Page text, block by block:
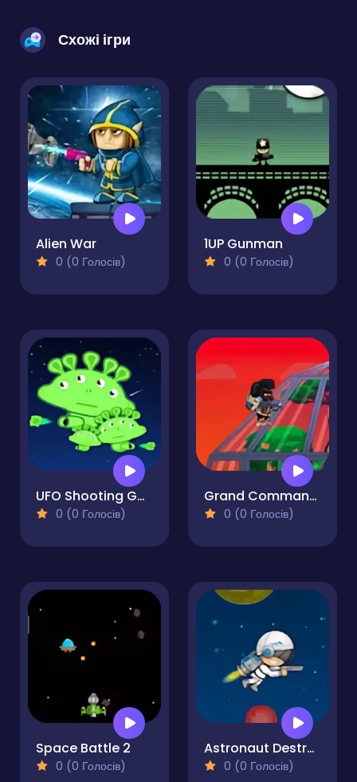
Схожі ігри
Alien War
0 (0 Голосів)
1UP Gunman
0 (0 Голосів)
UFO Shooting Game
0 (0 Голосів)
Grand Commander
0 (0 Голосів)
Space Battle 2
0 (0 Голосів)
Astronaut Destroyer
0 (0 Голосів)